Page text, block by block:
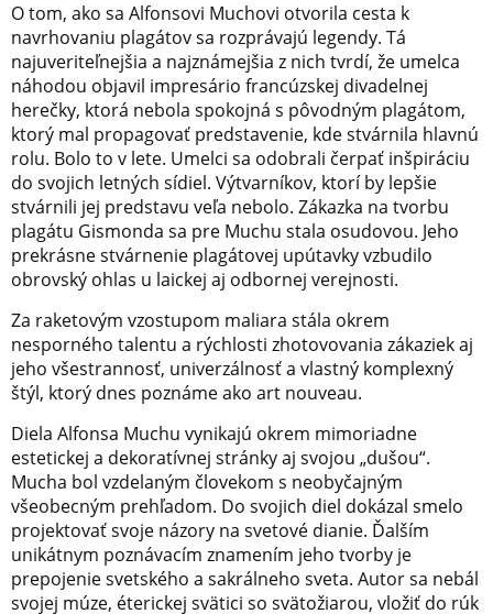
O tom, ako sa Alfonsovi Muchovi otvorila cesta k
navrhovaniu plagátov sa rozprávajú legendy. Tá
najuveriteľnejšia a najznámejšia z nich tvrdí, že umelca
náhodou objavil impresário francúzskej divadelnej
herečky, ktorá nebola spokojná s pôvodným plagátom,
ktorý mal propagovať predstavenie, kde stvárnila hlavnú
rolu. Bolo to v lete. Umelci sa odobrali čerpať inšpiráciu
do svojich letných sídiel. Výtvarníkov, ktorí by lepšie
stvárnili jej predstavu veľa nebolo. Zákazka na tvorbu
plagátu Gismonda sa pre Muchu stala osudovou. Jeho
prekrásne stvárnenie plagátovej upútavky vzbudilo
obrovský ohlas u laickej aj odbornej verejnosti.
Za raketovým vzostupom maliara stála okrem
nesporného talentu a rýchlosti zhotovovania zákaziek aj
jeho všestrannosť, univerzálnosť a vlastný komplexný
štýl, ktorý dnes poznáme ako art nouveau.
Diela Alfonsa Muchu vynikajú okrem mimoriadne
estetickej a dekoratívnej stránky aj svojou „dušou“.
Mucha bol vzdelaným človekom s neobyčajným
všeobecným prehľadom. Do svojich diel dokázal smelo
projektovať svoje názory na svetové dianie. Ďalším
unikátnym poznávacím znamením jeho tvorby je
prepojenie svetského a sakrálneho sveta. Autor sa nebál
svojej múze, éterickej svätici so svätožiarou, vložiť do rúk